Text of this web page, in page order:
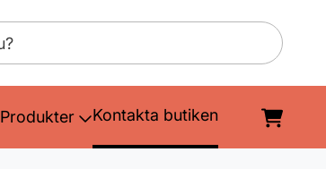
Produkter Kontakta butiken